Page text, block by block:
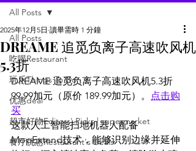
All Posts
吃喝Restaurant
玩乐Things To Do
优惠deal
超市好物Editors' Picks | supermarket
餐厅优惠Restaurant's Deals
All Posts
DREAME 追觅负离子高速吹风机
5.3折
2025年12月5日 讀畢需時 1 分鐘
DREAME 追觅负离子高速吹风机5.3折
99.99加元（原价 189.99加元）。
点击购
买
这款人工智能扫地机器人配备
MopExtend技术，能够识别边缘并延伸